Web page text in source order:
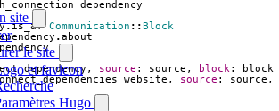
site
le site
et favicon
Hugo
dependency
.is_a? Communication ::Block
.about
dependency , source : source , block :
block
website , source : source ,